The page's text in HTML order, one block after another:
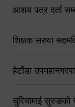
आशय पत्र दर्ता
शिक्षक सरुवा
हेटौंडा
चुरियामाई सुरुङको